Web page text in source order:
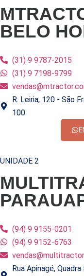
BELO
(31) 9 9787-2015
(31) 9 7198-9799
R. Leiria, 120 - São
100
UNIDADE 2
(94) 9 9155-0201
(94) 9 9152-6763
Rua Apinagé,